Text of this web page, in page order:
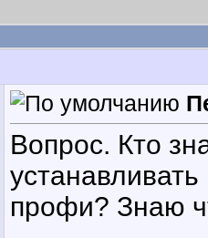
Вопрос. Кто
профи? Знаю